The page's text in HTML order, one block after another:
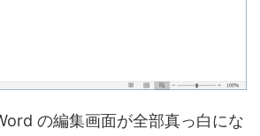
の編集画面が全部真っ白にな